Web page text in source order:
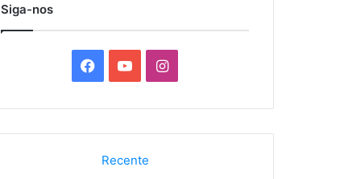
Siga-nos
c
e
u
T
I
s
Recente